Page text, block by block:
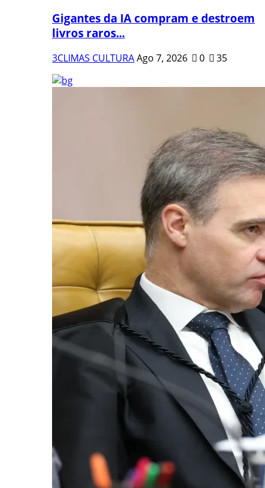
Gigantes da IA compram e destroem
livros raros...
3CLIMAS CULTURAAgo 7, 2026 0 35